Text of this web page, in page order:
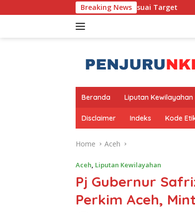
to
Breaking News
Semoga Sesuai Target Pembanguan
Beranda Liputan Kewilayahan
Disclaimer Indeks Kode
Home Aceh
Aceh, Liputan Kewilayahan
Pj Gubernur
Perkim Aceh,